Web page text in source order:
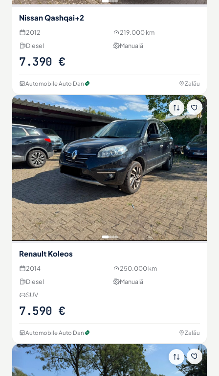
Nissan Qashqai+2
2012
219.000 km
Diesel
Manuală
7.390 €
Automobile Auto Dan Zalău
Renault Koleos
2014
250.000 km
Diesel
Manuală
SUV
7.590 €
Automobile Auto Dan Zalău